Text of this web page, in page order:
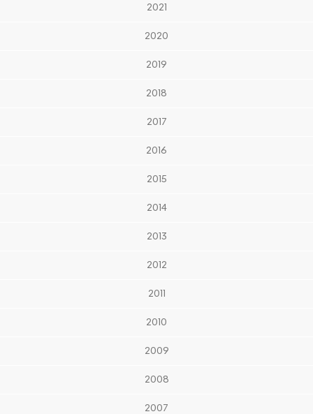
2021
2020
2019
2018
2017
2016
2015
2014
2013
2012
2011
2010
2009
2008
2007